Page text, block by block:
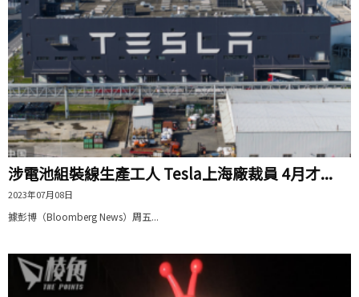
涉電池組裝線生產工人 Tesla上海廠裁員 4月才...
2023年07月08日
據彭博（Bloomberg News）周五...